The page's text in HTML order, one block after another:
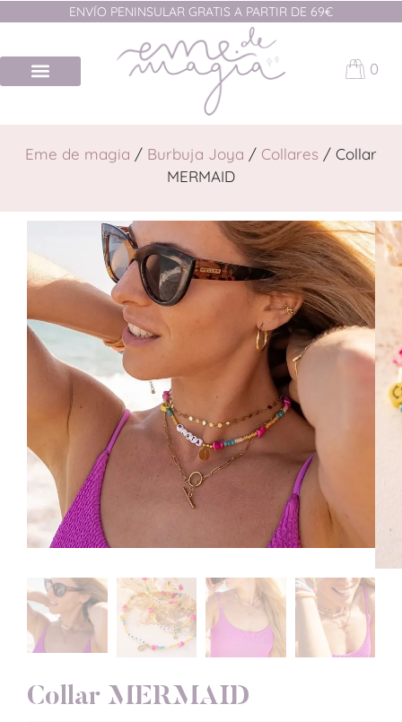
ENVÍO PENINSULAR GRATIS A PARTIR DE 69€
0
Eme de magia / Burbuja Joya / Collares / Collar
MERMAID
Collar MERMAID